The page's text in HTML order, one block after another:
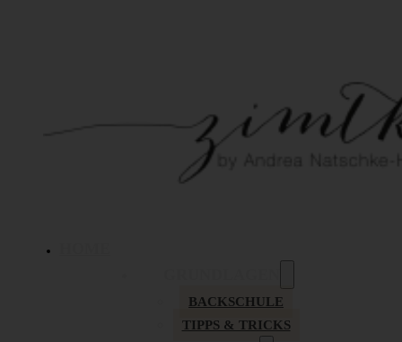
BACKSCHULE
TIPPS & TRICKS